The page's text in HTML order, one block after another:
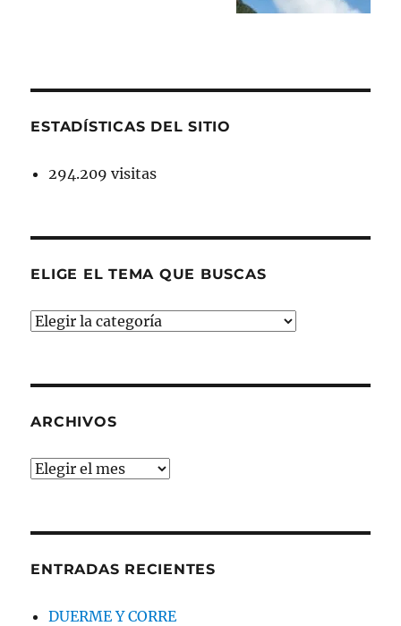
ESTADÍSTICAS DEL SITIO
294.209 visitas
ELIGE EL TEMA QUE BUSCAS
ELIGE
BUSCAS
ARCHIVOS
Archivos
ENTRADAS RECIENTES
DUERME Y CORRE